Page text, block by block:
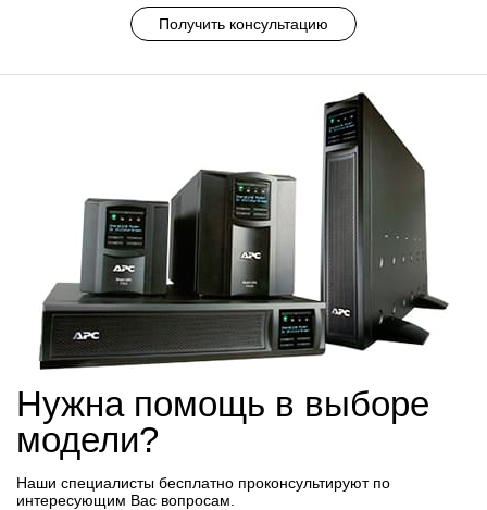
Получить консультацию
Нужна помощь в выборе
модели?
Наши специалисты бесплатно проконсультируют по
интересующим Вас вопросам.